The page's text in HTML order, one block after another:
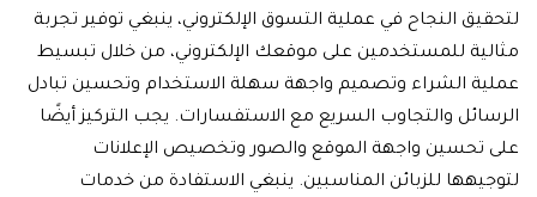
لتحقيق النجاح في عملية التسوق الإلكتروني، ينبغي توفير تجربة
مثالية للمستخدمين على موقعك الإلكتروني، من خلال تبسيط
عملية الشراء وتصميم واجهة سهلة الاستخدام وتحسين تبادل
الرسائل والتجاوب السريع مع الاستفسارات. يجب التركيز أيضًا
على تحسين واجهة الموقع والصور وتخصيص الإعلانات
لتوجيهها للزبائن المناسبين. ينبغي الاستفادة من خدمات